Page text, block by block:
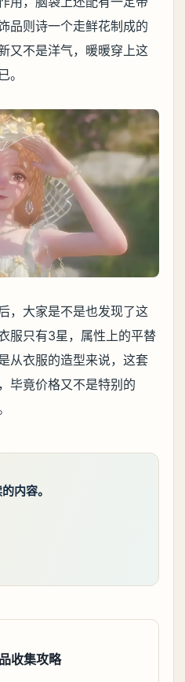
品则诗一个走鲜花制成的
又不是洋气，暖暖穿上这
。
，大家是不是也发现了这
服只有3星，属性上的平替
从衣服的造型来说，这套
毕竟价格又不是特别的
内容。
收集攻略